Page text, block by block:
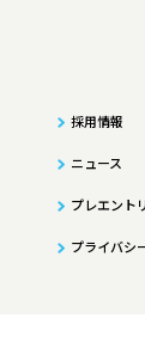
ー
採用情報
ニュース
プレエント
プライバシ